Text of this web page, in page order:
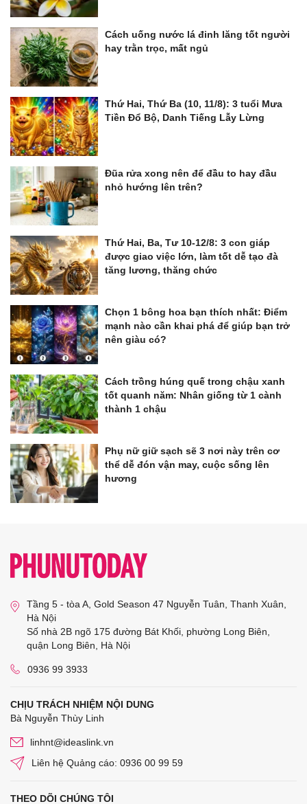
Cách uống nước lá đinh lăng tốt người
hay trằn trọc, mất ngủ
Thứ Hai, Thứ Ba (10, 11/8): 3 tuổi Mưa
Tiền Đổ Bộ, Danh Tiếng Lẫy Lừng
Đũa rửa xong nên để đầu to hay đầu
nhỏ hướng lên trên?
Thứ Hai, Ba, Tư 10-12/8: 3 con giáp
được giao việc lớn, làm tốt dễ tạo đà
tăng lương, thăng chức
Chọn 1 bông hoa bạn thích nhất: Điểm
mạnh nào cần khai phá để giúp bạn trở
nên giàu có?
Cách trồng húng quế trong chậu xanh
tốt quanh năm: Nhân giống từ 1 cành
thành 1 chậu
Phụ nữ giữ sạch sẽ 3 nơi này trên cơ
thể dễ đón vận may, cuộc sống lên
hương
Tầng 5 - tòa A, Gold Season 47 Nguyễn Tuân, Thanh Xuân,
Hà Nội
Số nhà 2B ngõ 175 đường Bát Khối, phường Long Biên,
quận Long Biên, Hà Nội
0936 99 3933
CHỊU TRÁCH NHIỆM NỘI DUNG
Bà Nguyễn Thùy Linh
linhnt@ideaslink.vn
Liên hệ Quảng cáo: 0936 00 99 59
THEO DÕI CHÚNG TÔI